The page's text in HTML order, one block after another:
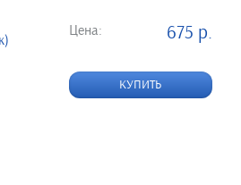
Цена: 675 р.
КУПИТЬ